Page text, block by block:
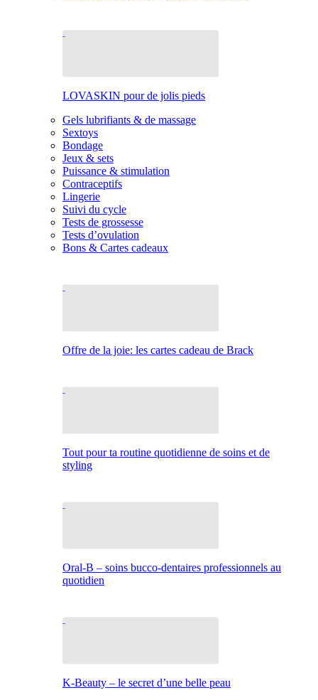
LOVASKIN pour de jolis pieds
Gels lubrifiants & de massage
Sextoys
Bondage
Jeux & sets
Puissance & stimulation
Contraceptifs
Lingerie
Suivi du cycle
Tests de grossesse
Tests d’ovulation
Bons & Cartes cadeaux
Offre de la joie: les cartes cadeau de Brack
Tout pour ta routine quotidienne de soins et de
styling
Oral-B – soins bucco-dentaires professionnels au
quotidien
K-Beauty – le secret d’une belle peau